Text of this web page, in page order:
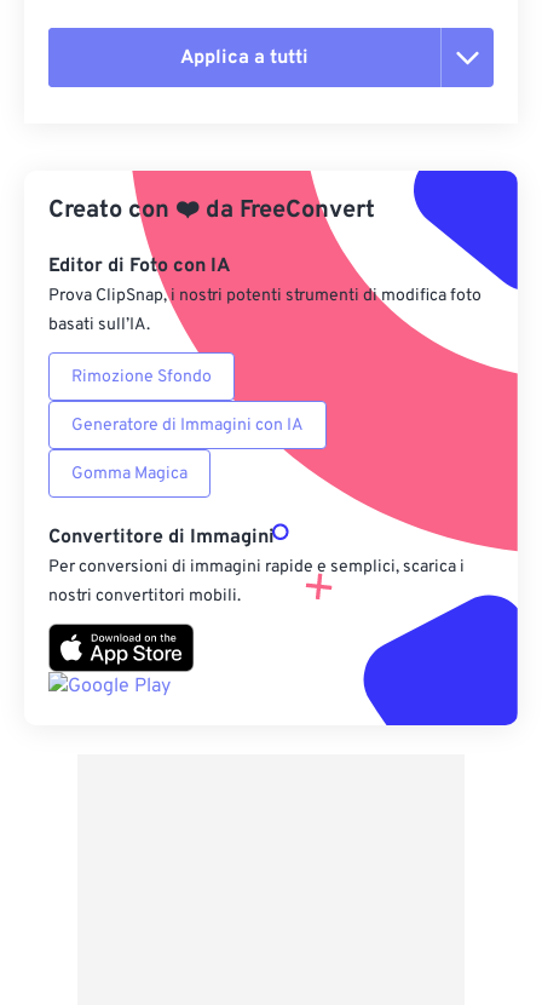
Applica a tutti
Applica da preimpostazione
Salva come predefinito
Creato con ❤️ da FreeConvert
Editor di Foto con IA
Prova ClipSnap, i nostri potenti strumenti di modifica foto
basati sull’IA.
Rimozione Sfondo
Generatore di Immagini con IA
Gomma Magica
Convertitore di Immagini
Per conversioni di immagini rapide e semplici, scarica i
nostri convertitori mobili.